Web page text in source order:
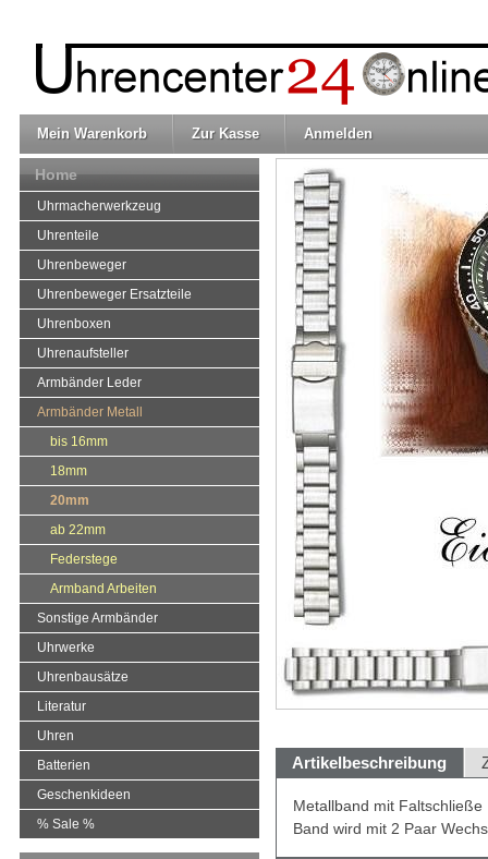
Mein Warenkorb Zur Kasse Anmelden
Artikelbeschreibung
Metallband mit
Band wird mit 2 Paar
Home
Uhrmacherwerkzeug
Uhrenteile
Uhrenbeweger
Uhrenbeweger Ersatzteile
Uhrenboxen
Uhrenaufsteller
Armbänder Leder
Armbänder Metall
bis 16mm
18mm
20mm
ab 22mm
Federstege
Armband Arbeiten
Sonstige Armbänder
Uhrwerke
Uhrenbausätze
Literatur
Uhren
Batterien
Geschenkideen
% Sale %